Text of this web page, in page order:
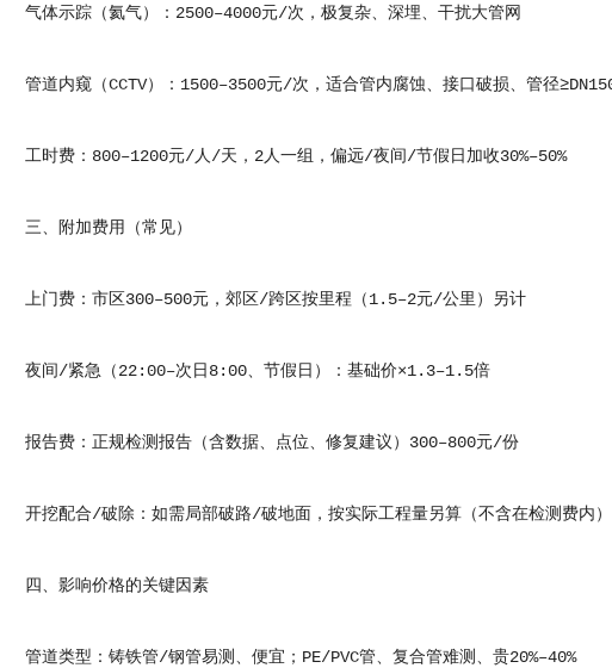
气体示踪（氦气）：2500–4000元/次，极复杂、深埋、干扰大管网
管道内窥（CCTV）：1500–3500元/次，适合管内腐蚀、接口破损、管径
工时费：800–1200元/人/天，2人一组，偏远/夜间/节假日加收30%–50%
三、附加费用（常见）
上门费：市区300–500元，郊区/跨区按里程（1.5–2元/公里）另计
夜间/紧急（22:00–次日8:00、节假日）：基础价×1.3–1.5倍
报告费：正规检测报告（含数据、点位、修复建议）300–800元/份
开挖配合/破除：如需局部破路/破地面，按实际工程量另算（不含在检测费内）
四、影响价格的关键因素
管道类型：铸铁管/钢管易测、便宜；PE/PVC管、复合管难测、贵20%–40%